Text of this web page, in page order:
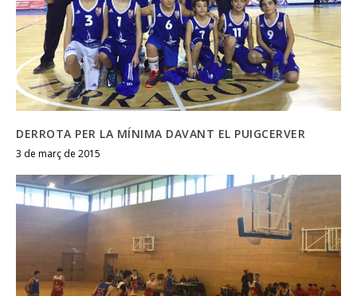
DERROTA PER LA MÍNIMA DAVANT EL PUIGCERVER
3 de març de 2015